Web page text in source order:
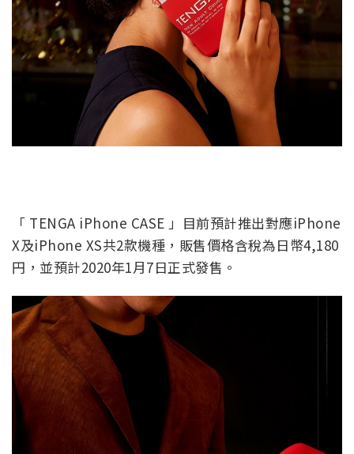
「 TENGA iPhone CASE 」目前預計推出對應iPhone
X及iPhone XS共2款機種，販售價格含稅為日幣4,180
円，並預計2020年1月7日正式發售。